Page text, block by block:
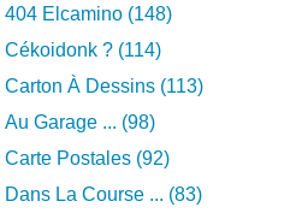
404 Elcamino (148)
Cékoidonk ? (114)
Carton À Dessins (113)
Au Garage ... (98)
Carte Postales (92)
Dans La Course ... (83)